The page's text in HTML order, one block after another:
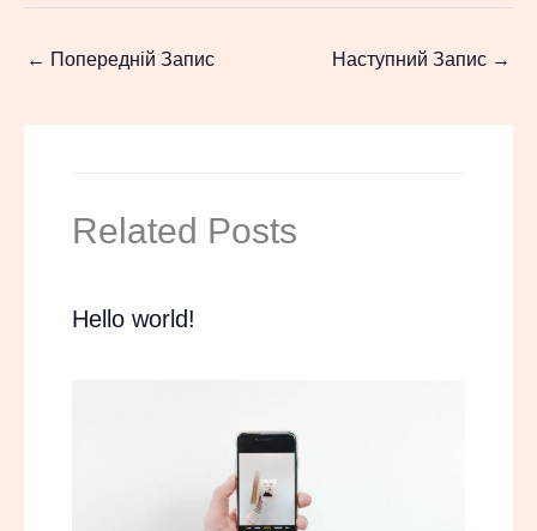
← Попередній Запис Наступний Запис →
Related Posts
Hello world!